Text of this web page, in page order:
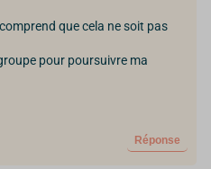
que cela ne soit pas
pour poursuivre ma
Réponse